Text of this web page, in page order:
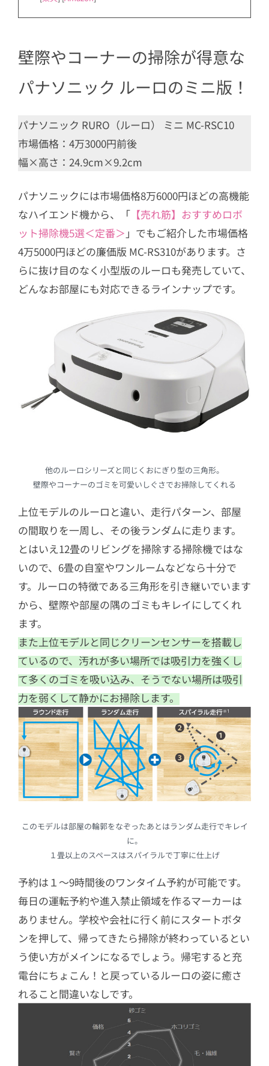
壁際やコーナーの掃除が得意な
パナソニック ルーロのミニ版！
パナソニック RURO（ルーロ） ミニ MC-RSC10
市場価格：4万3000円前後
幅×高さ：24.9cm×9.2cm
パナソニックには市場価格8万6000円ほどの高機能
なハイエンド機から、「 【売れ筋】おすすめロボ
ット掃除機5選＜定番＞ 」でもご紹介した市場価格
4万5000円ほどの廉価版 MC-RS310があります。さ
らに抜け目のなく小型版のルーロも発売していて、
どんなお部屋にも対応できるラインナップです。
他のルーロシリーズと同じくおにぎり型の三角形。
壁際やコーナーのゴミを可愛いしぐさでお掃除してくれる
上位モデルのルーロと違い、走行パターン、部屋
の間取りを一周し、その後ランダムに走ります。
とはいえ12畳のリビングを掃除する掃除機ではな
いので、6畳の自室やワンルームなどなら十分で
す。ルーロの特徴である三角形を引き継いでいます
から、壁際や部屋の隅のゴミもキレイにしてくれ
ます。
また上位モデルと同じクリーンセンサーを搭載し
ているので、汚れが多い場所では吸引力を強くし
て多くのゴミを吸い込み、そうでない場所は吸引
力を弱くして静かにお掃除します。
このモデルは部屋の輪郭をなぞったあとはランダム走行でキレイ
に。
１畳以上のスペースはスパイラルで丁寧に仕上げ
予約は１～9時間後のワンタイム予約が可能です。
毎日の運転予約や進入禁止領域を作るマーカーは
ありません。学校や会社に行く前にスタートボタ
ンを押して、帰ってきたら掃除が終わっているとい
う使い方がメインになるでしょう。帰宅すると充
電台にちょこん！と戻っているルーロの姿に癒さ
れること間違いなしです。